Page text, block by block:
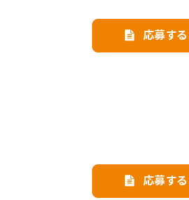
応募する
応募する